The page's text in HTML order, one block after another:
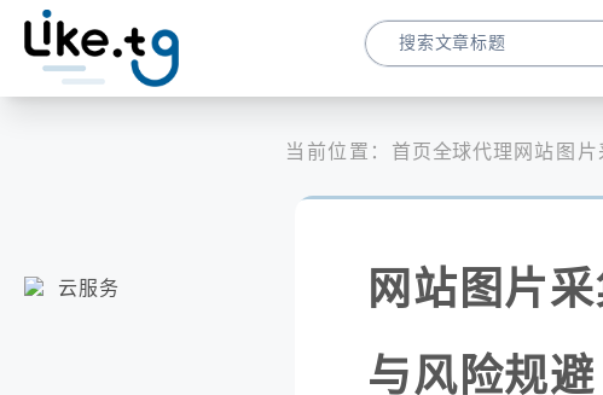
云服务
当前位置： 首页全球代理 网站图
网站图片
与风险规避